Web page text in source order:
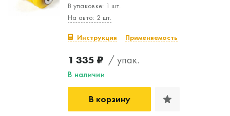
В упаковке: 1 шт.
На авто: 2 шт.
Инструкция Применяемость
1 335 ₽ / упак.
В наличии
В корзину